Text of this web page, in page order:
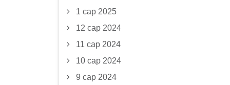
1 сар 2025
12 сар 2024
11 сар 2024
10 сар 2024
9 сар 2024